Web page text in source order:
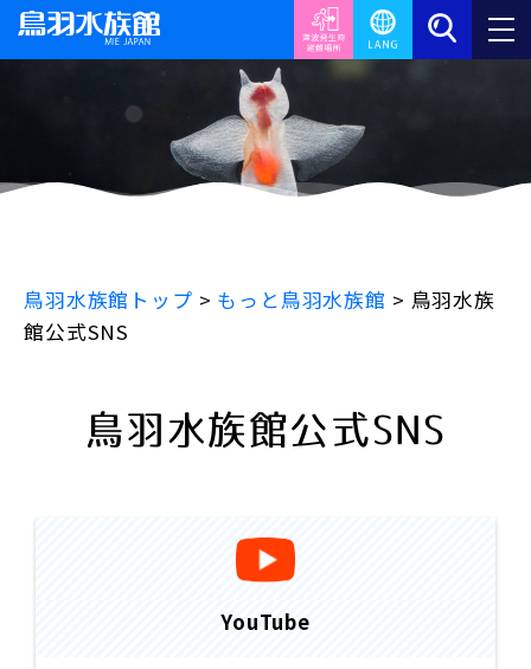
鳥羽水族館トップ > もっと鳥羽水族館 > 鳥羽水族
館公式SNS
鳥羽水族館公式SNS
YouTube